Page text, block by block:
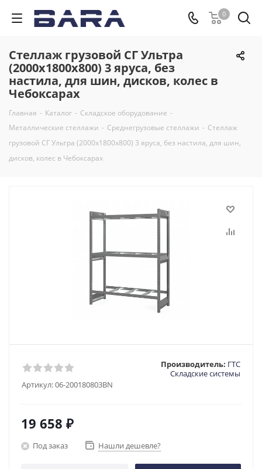
0
Стеллаж грузовой СГ Ультра
(2000х1800х800) 3 яруса, без
настила, для шин, дисков, колес в
Чебоксарах
Главная - Каталог - Складское оборудование -
Металлические стеллажи - Среднегрузовые стеллажи - Стеллаж
грузовой СГ Ультра (2000х1800х800) 3 яруса, без настила, для шин,
дисков, колес в Чебоксарах
Артикул:06-200180803BN
Производитель: ГТС
Складские системы
19 658 ₽
Под заказ Нашли дешевле?